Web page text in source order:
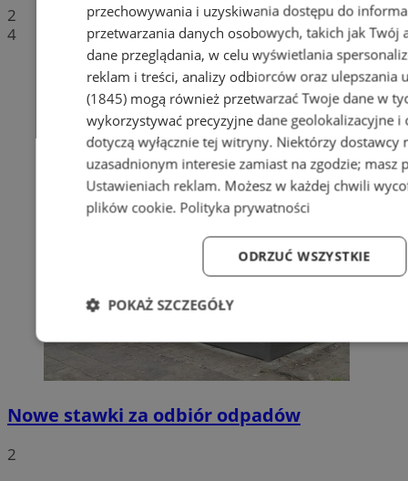
2
4
Nowe stawki za odbiór odpadów
2
przechowywania i uzyskiwania dostępu do
przetwarzania danych osobowych, takich jak
dane przeglądania, w celu wyświetlania
reklam i treści, analizy odbiorców oraz ulepszania
(1845)mogą również przetwarzać Twoje dane w
wykorzystywać precyzyjne dane geolokalizacyjne
dotyczą wyłącznie tej witryny. Niektórzy dostawcy
uzasadnionym interesie zamiast na zgodzie; masz
Ustawieniach reklam. Możesz w każdej chwili
plików cookie. Polityka prywatności
ODRZUĆ WSZYSTKIE
POKAŻ SZCZEGÓŁY
Niezbędne Wydajność Targetowanie